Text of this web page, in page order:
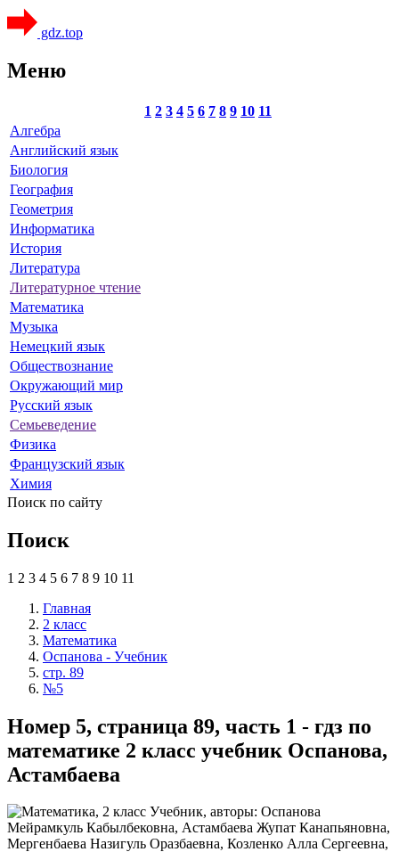
gdz.top
Меню
1 2 3 4 5 6 7 8 9 10 11
Алгебра
Английский язык
Биология
География
Геометрия
Информатика
История
Литература
Литературное чтение
Математика
Музыка
Немецкий язык
Обществознание
Окружающий мир
Русский язык
Семьеведение
Физика
Французский язык
Химия
Поиск по сайту
Поиск
1 2 3 4 5 6 7 8 9 10 11
Главная
2 класс
Математика
Оспанова - Учебник
стр. 89
№5
Номер 5, страница 89, часть 1 - гдз по
математике 2 класс учебник Оспанова,
Астамбаева